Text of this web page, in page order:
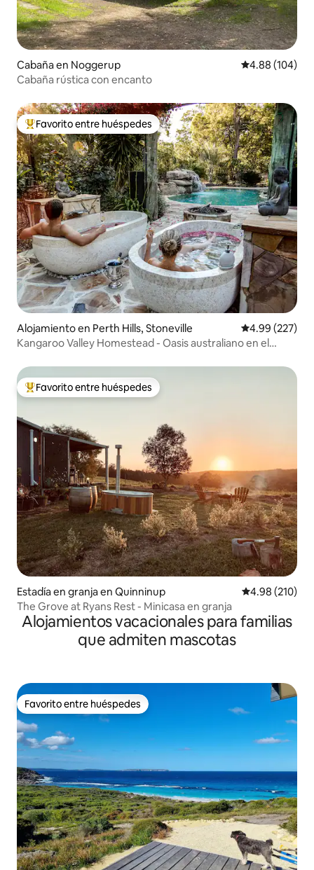
Cabaña en Noggerup Calificación
4.88 (104)
Cabaña rústica con encanto
Favorito entre huéspedes preferido
Favorito entre huéspedes
Alojamiento en Perth Hills, Stoneville Calificación
4.99 (227)
Kangaroo Valley Homestead - Oasis australiano en el
Favorito entre huéspedes preferido
Favorito entre huéspedes
Estadía en granja en Quinninup Calificación
4.98 (210)
The Grove at Ryans Rest - Minicasa en granja
Alojamientos vacacionales para familias
que admiten mascotas
Favorito entre huéspedes
Favorito entre huéspedes